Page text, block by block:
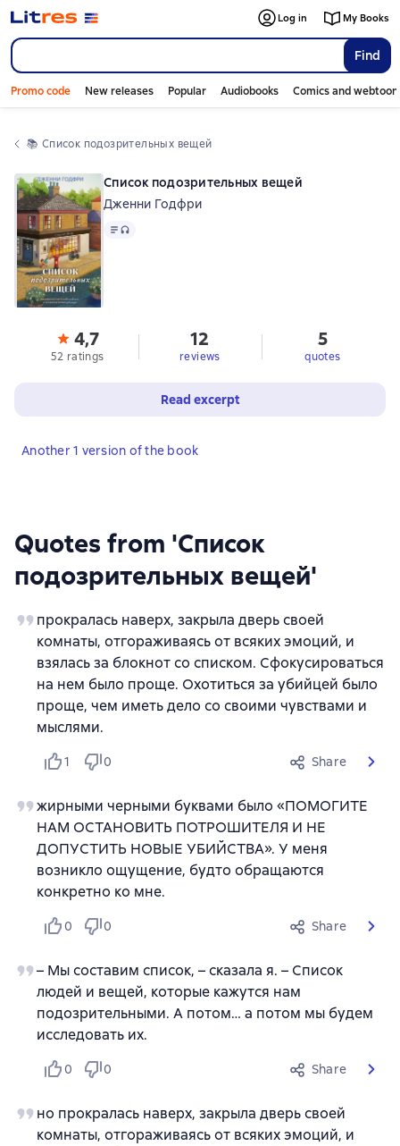
Find
Log in My Books
Promo code New releases Popular Audiobooks Comics and
📚 Список подозрительных вещей
Quotes from 'Список
подозрительных вещей'
прокралась наверх, закрыла дверь своей
комнаты, отгораживаясь от всяких эмоций, и
взялась за блокнот со списком. Сфокусироваться
на нем было проще. Охотиться за убийцей было
проще, чем иметь дело со своими чувствами и
мыслями.
1 0 Share
жирными черными буквами было «ПОМОГИТЕ
НАМ ОСТАНОВИТЬ ПОТРОШИТЕЛЯ И НЕ
ДОПУСТИТЬ НОВЫЕ УБИЙСТВА». У меня
возникло ощущение, будто обращаются
конкретно ко мне.
0 0 Share
– Мы составим список, – сказала я. – Список
людей и вещей, которые кажутся нам
подозрительными. А потом… а потом мы будем
исследовать их.
0 0 Share
но прокралась наверх, закрыла дверь своей
комнаты, отгораживаясь от всяких эмоций, и
Список подозрительных вещей
Дженни Годфри
Text, audio format available
4,7
52 ratings
12
reviews
5
quotes
Read excerpt
Another 1 version of the book